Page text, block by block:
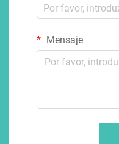
Mensaje